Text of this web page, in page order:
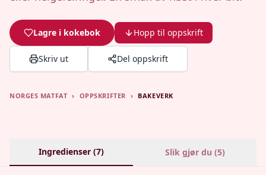
Lagre i kokebok Hopp til oppskrift
Skriv ut Del oppskrift
NORGES MATFAT › OPPSKRIFTER › BAKEVERK
Ingredienser (7) Slik gjør du (5)